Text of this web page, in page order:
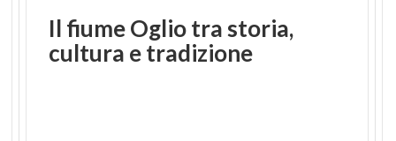
Il fiumeOgliotra storia,
cultura etradizione